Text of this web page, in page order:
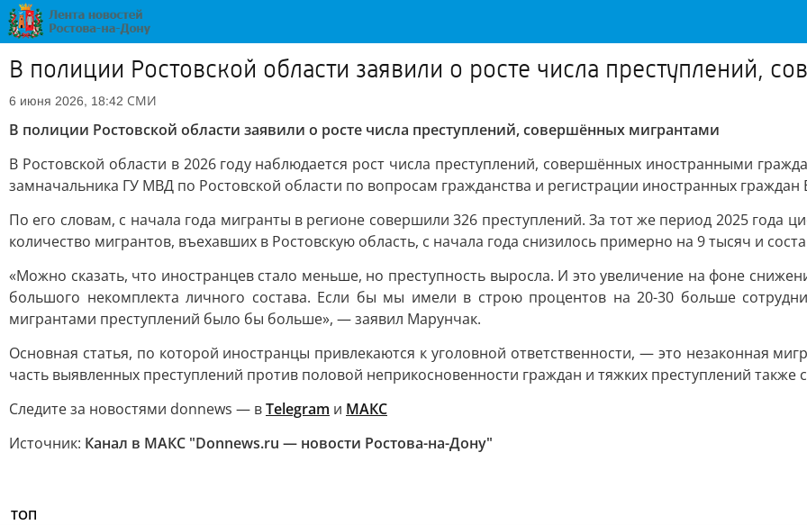
В полиции Ростовской области заявили о росте числа преступлений,
6 июня 2026, 18:42 СМИ
В полиции Ростовской области заявили о росте числа преступлений, совершённых мигрантами
В Ростовской области в 2026 году наблюдается рост числа преступлений, совершённых иностранными
замначальника ГУ МВД по Ростовской области по вопросам гражданства и регистрации иностранных
По его словам, с начала года мигранты в регионе совершили 326 преступлений. За тот же период 2025
количество мигрантов, въехавших в Ростовскую область, с начала года снизилось примерно на 9 тысяч и
«Можно сказать, что иностранцев стало меньше, но преступность выросла. И это увеличение на фоне
большого некомплекта личного состава. Если бы мы имели в строю процентов на 20-30 больше
мигрантами преступлений было бы больше», — заявил Марунчак.
Основная статья, по которой иностранцы привлекаются к уголовной ответственности, — это незаконная
часть выявленных преступлений против половой неприкосновенности граждан и тяжких преступлений
Следите за новостями donnews — вTelegram и МАКС
Источник: Канал в МАКС "Donnews.ru — новости Ростова-на-Дону"
ТОП